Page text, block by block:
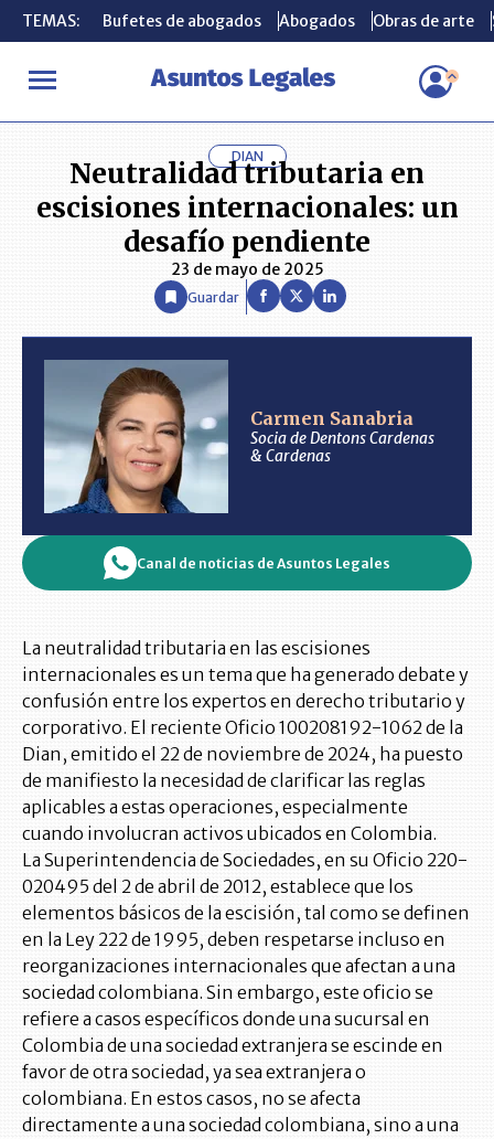
TEMAS: Bufetes de abogados Abogados Obras de arte
INICIO ANÁLISIS CARMEN SANABRIA Neutralidad tributaria
TEMAS: Bufetes de abogados Abogados Obras de arte
DIAN
Neutralidad tributaria en
escisiones internacionales: un
desafío pendiente
23 de mayo de 2025
Guardar
Carmen Sanabria
Socia de Dentons Cardenas
& Cardenas
Canal de noticias de Asuntos Legales
La neutralidad tributaria en las escisiones
internacionales es un tema que ha generado debate y
confusión entre los expertos en derecho tributario y
corporativo. El reciente Oficio 100208192-1062 de la
Dian, emitido el 22 de noviembre de 2024, ha puesto
de manifiesto la necesidad de clarificar las reglas
aplicables a estas operaciones, especialmente
cuando involucran activos ubicados en Colombia.
La Superintendencia de Sociedades, en su Oficio 220-
020495 del 2 de abril de 2012, establece que los
elementos básicos de la escisión, tal como se definen
en la Ley 222 de 1995, deben respetarse incluso en
reorganizaciones internacionales que afectan a una
sociedad colombiana. Sin embargo, este oficio se
refiere a casos específicos donde una sucursal en
Colombia de una sociedad extranjera se escinde en
favor de otra sociedad, ya sea extranjera o
colombiana. En estos casos, no se afecta
directamente a una sociedad colombiana, sino a una